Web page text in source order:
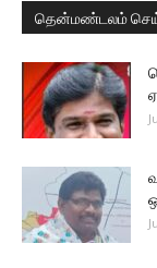
தென்மண்டலம்